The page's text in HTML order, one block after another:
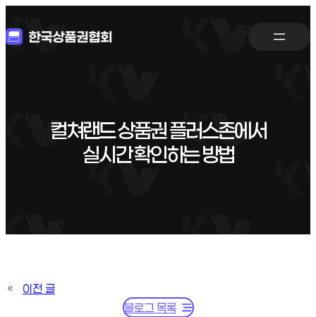
컬쳐랜드 상품권 플러스존에서
실시간 확인하는 방법
«
이전 글
블로그 목록